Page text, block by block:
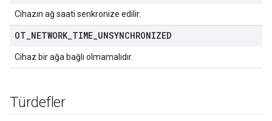
Cihazın ağ saati senkronize edilir.
OT NETWORK_ TIME UNSYNCHRONIZED
Cihaz bir ağa bağlı olmamalıdır.
Türdefler